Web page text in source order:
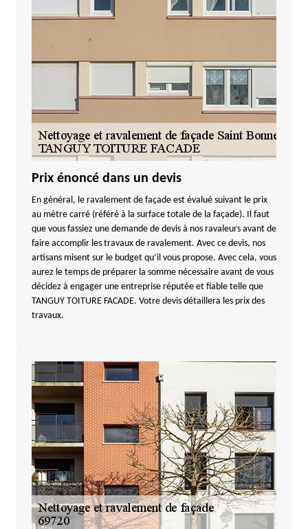
Prix énoncé dans un devis
En général, le ravalement de façade est évalué suivant le prix
au mètre carré (référé à la surface totale de la façade). Il faut
que vous fassiez une demande de devis à nos ravaleurs avant de
faire accomplir les travaux de ravalement. Avec ce devis, nos
artisans misent sur le budget qu’il vous propose. Avec cela, vous
aurez le temps de préparer la somme nécessaire avant de vous
décidez à engager une entreprise réputée et fiable telle que
TANGUY TOITURE FACADE. Votre devis détaillera les prix des
travaux.